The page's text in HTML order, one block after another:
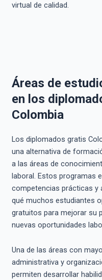
virtual de calidad.
Áreas de
en los
Colombia
Los diplomados gratis
una alternativa de
a las áreas de
laboral. Estos programas
competencias prácticas y
qué muchos estudiantes
gratuitos para mejorar su
nuevas oportunidades
Una de las áreas con
administrativa y
permiten desarrollar